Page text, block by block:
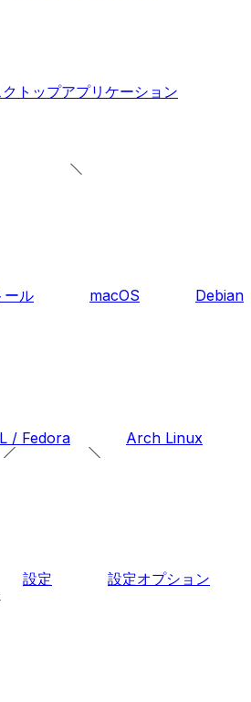
トップアプリケーション
ール macOS Debian
/ Fedora Arch Linux
設定 設定オプション